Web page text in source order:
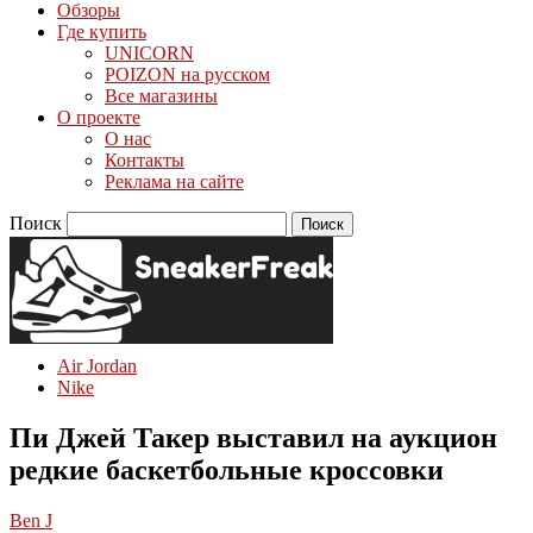
Обзоры
Где купить
UNICORN
POIZON на русском
Все магазины
О проекте
О нас
Контакты
Реклама на сайте
Поиск
Air Jordan
Nike
Пи Джей Такер выставил на аукцион
редкие баскетбольные кроссовки
Ben J